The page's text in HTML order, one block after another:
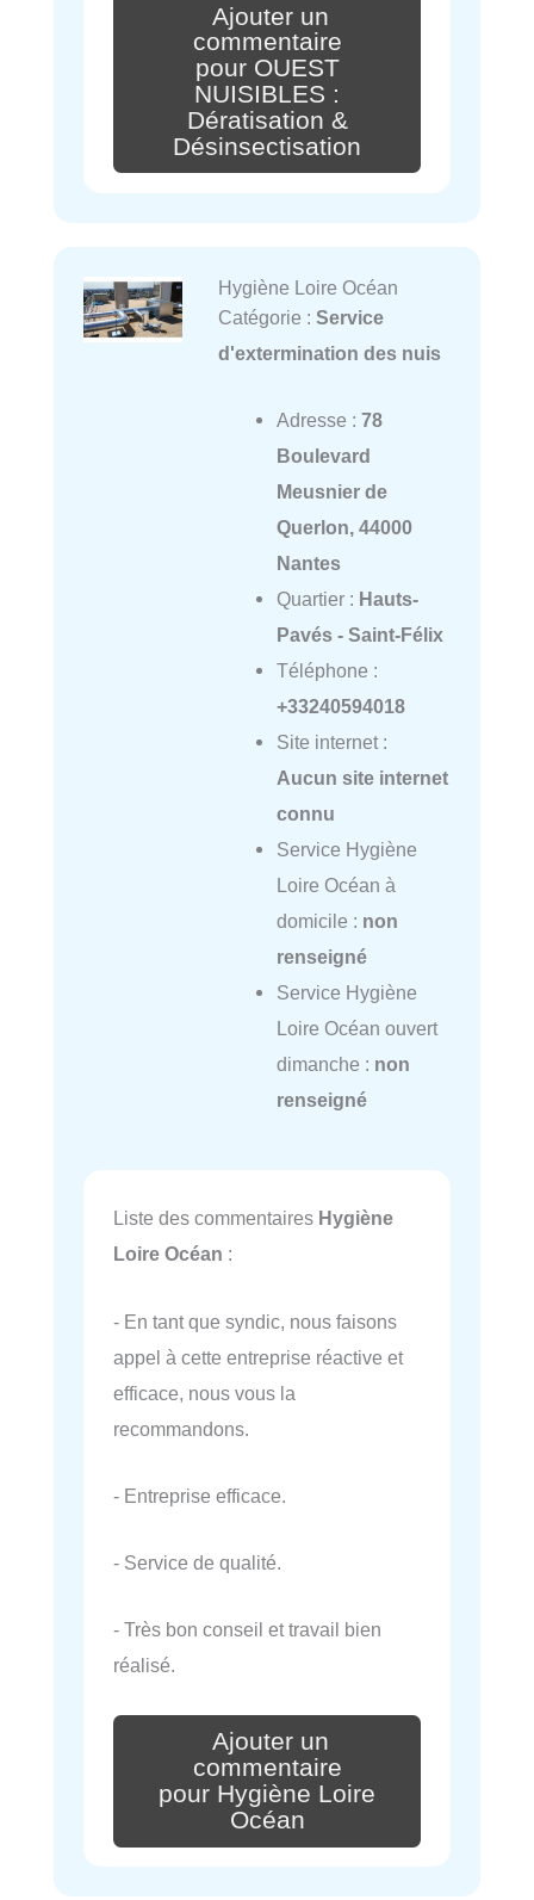
Ajouter un
commentaire
pour OUEST
NUISIBLES :
Dératisation &
Désinsectisation
Hygiène Loire Océan
Catégorie : Service
d'extermination des nuis
Adresse : 78
Boulevard
Meusnier de
Querlon, 44000
Nantes
Quartier : Hauts-
Pavés - Saint-Félix
Téléphone :
+33240594018
Site internet :
Aucun site internet
connu
Service Hygiène
Loire Océan à
domicile : non
renseigné
Service Hygiène
Loire Océan ouvert
dimanche : non
renseigné
Liste des commentaires Hygiène
Loire Océan :
- En tant que syndic, nous faisons
appel à cette entreprise réactive et
efficace, nous vous la
recommandons.
- Entreprise efficace.
- Service de qualité.
- Très bon conseil et travail bien
réalisé.
Ajouter un
commentaire
pour Hygiène Loire
Océan